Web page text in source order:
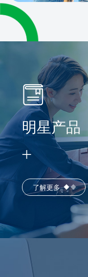
明星产品
了解更多